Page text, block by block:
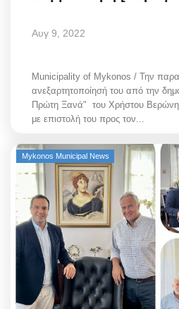
Mykonos Ticker TV
Sport
Health
Sustainability
In Pictures
Science & Tech
Aegean Islands
Αυγ 9, 2022
Municipality of Mykonos / Την
ανεξαρτητοποίησή του από την
Πρώτη Ξανά" του Χρήστου Βερώνη
με επιστολή του προς τον...
Mykonos Municipal News